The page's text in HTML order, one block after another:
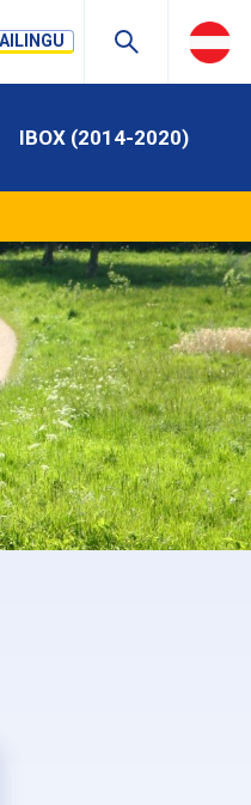
IBOX (2014-2020)